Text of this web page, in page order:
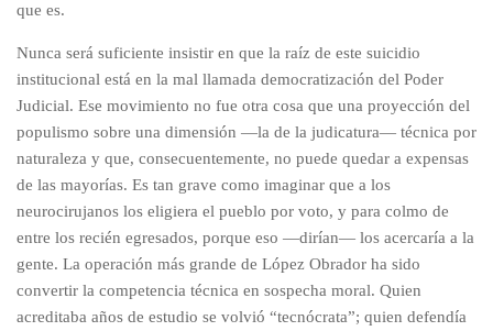
que es.
Nunca será suficiente insistir en que la raíz de este suicidio
institucional está en la mal llamada democratización del Poder
Judicial. Ese movimiento no fue otra cosa que una proyección del
populismo sobre una dimensión —la de la judicatura— técnica por
naturaleza y que, consecuentemente, no puede quedar a expensas
de las mayorías. Es tan grave como imaginar que a los
neurocirujanos los eligiera el pueblo por voto, y para colmo de
entre los recién egresados, porque eso —dirían— los acercaría a la
gente. La operación más grande de López Obrador ha sido
convertir la competencia técnica en sospecha moral. Quien
acreditaba años de estudio se volvió “tecnócrata”; quien defendía